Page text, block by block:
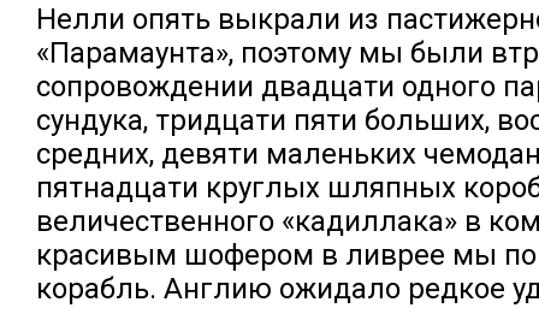
Нелли опять выкрали из
«Парамаунта», поэтому мы были
сопровождении двадцати одного
сундука, тридцати пяти больших,
средних, девяти маленьких
пятнадцати круглых шляпных
величественного «кадиллака» в
красивым шофером в ливрее мы
корабль. Англию ожидало редкое